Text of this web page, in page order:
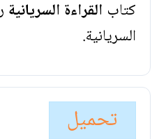
كتاب القراءة السريانية
السريانية.
تحميل